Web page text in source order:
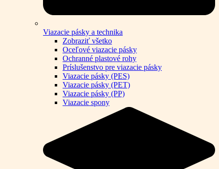
Viazacie pásky a technika
Zobraziť všetko
Oceľové viazacie pásky
Ochranné plastové rohy
Príslušenstvo pre viazacie pásky
Viazacie pásky (PES)
Viazacie pásky (PET)
Viazacie pásky (PP)
Viazacie spony